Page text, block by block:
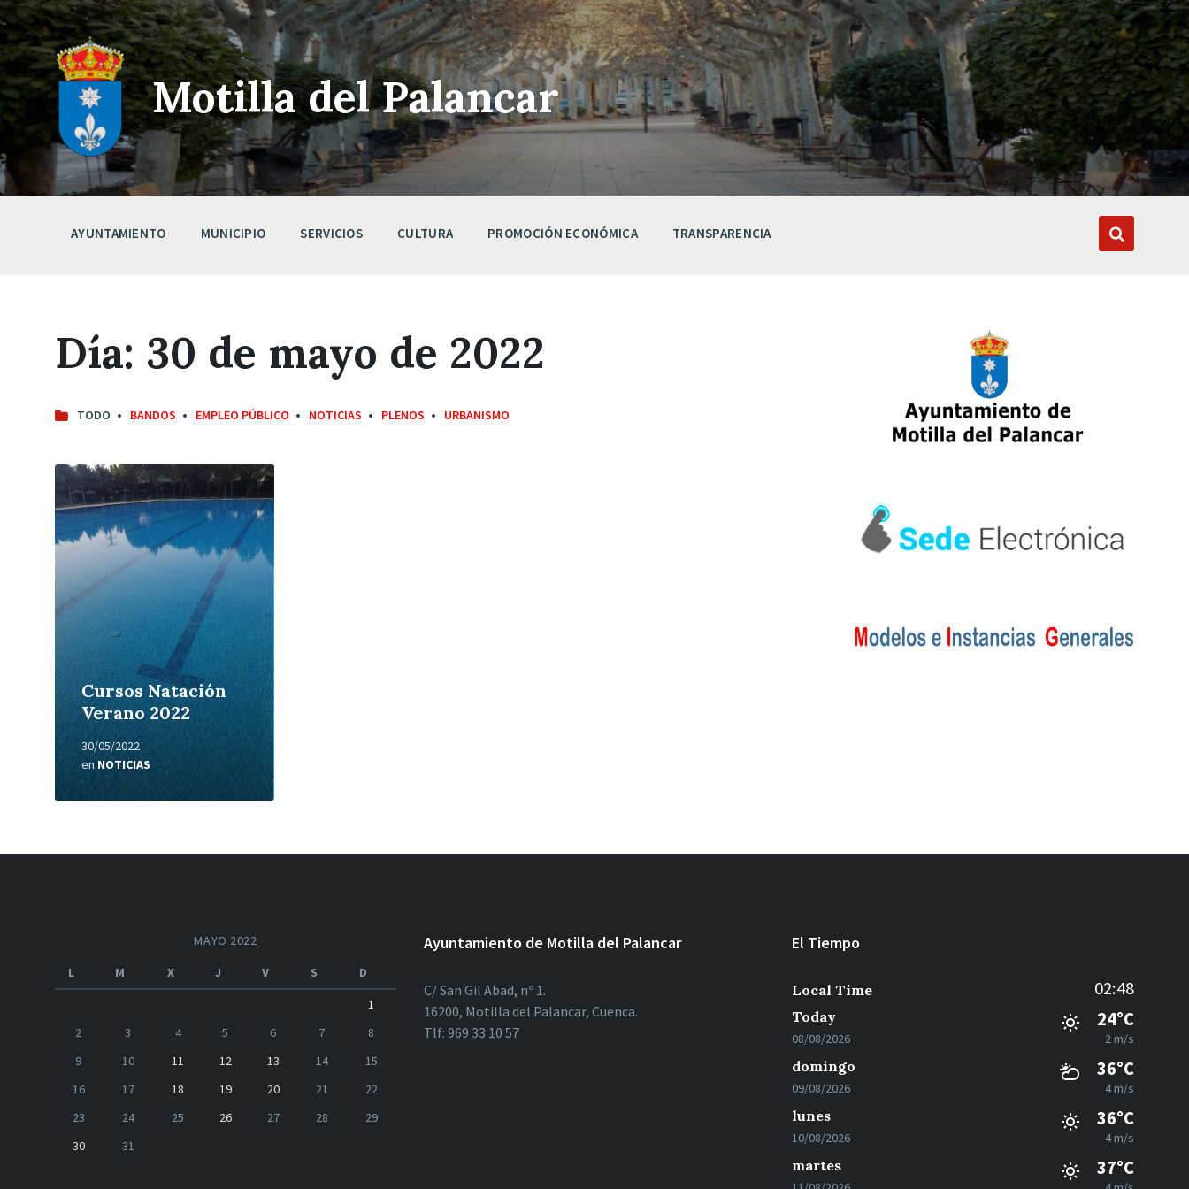
Skip
to
content
Saltar
a
la
navegación
principal
Saltar
a
pie
de
página
Motilla del Palancar
AYUNTAMIENTO MUNICIPIO SERVICIOS CULTURA PROMOCIÓN ECONÓMICA TRANSPARENCIA
Día: 30 de mayo de 2022
TODO BANDOS EMPLEO PÚBLICO NOTICIAS PLENOS URBANISMO
Cursos Natación
Verano 2022
30/05/2022
enNOTICIAS
Leer
más
MAYO 2022
L
M X J V S
D
1
2
3 4 5 6 7
8
9
10 11 12 13 14
15
16
17 18 19 20 21
22
23
24 25 26 27 28
29
30
31
Ayuntamiento de Motilla del Palancar
C/ San Gil Abad, nº 1.
16200, Motilla del Palancar, Cuenca.
Tlf: 969 33 10 57
El Tiempo
Local Time 02:48
Today
08/08/2026
24°C
2 m/s
domingo
09/08/2026
36°C
4 m/s
lunes
10/08/2026
36°C
4 m/s
martes 37°C